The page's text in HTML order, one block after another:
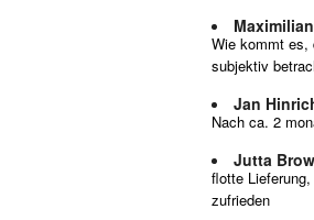
Maximilian
Wie kommt es,
subjektiv
Jan
Nach ca. 2
Jutta
flotte
zufrieden